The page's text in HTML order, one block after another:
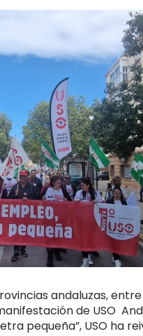
andaluzas,
de USO
pequeña”, USO ha